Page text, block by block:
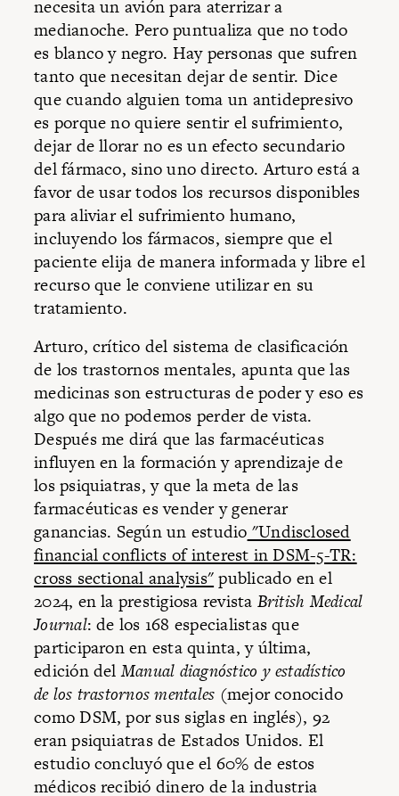
necesita un avión para aterrizar a
medianoche. Pero puntualiza que no todo
es blanco y negro. Hay personas que sufren
tanto que necesitan dejar de sentir. Dice
que cuando alguien toma un antidepresivo
es porque no quiere sentir el sufrimiento,
dejar de llorar no es un efecto secundario
del fármaco, sino uno directo. Arturo está a
favor de usar todos los recursos disponibles
para aliviar el sufrimiento humano,
incluyendo los fármacos, siempre que el
paciente elija de manera informada y libre el
recurso que le conviene utilizar en su
tratamiento.
Arturo, crítico del sistema de clasificación
de los trastornos mentales, apunta que las
medicinas son estructuras de poder y eso es
algo que no podemos perder de vista.
Después me dirá que las farmacéuticas
influyen en la formación y aprendizaje de
los psiquiatras, y que la meta de las
farmacéuticas es vender y generar
ganancias. Según un estudio "Undisclosed
financial conflicts of interest in DSM-5-TR:
cross sectional analysis"publicado en el
2024, en la prestigiosa revista British Medical
Journal: de los 168 especialistas que
participaron en esta quinta, y última,
edición delManual diagnóstico y estadístico
de los trastornos mentales (mejor conocido
como DSM, por sus siglas en inglés), 92
eran psiquiatras de Estados Unidos. El
estudio concluyó que el 60% de estos
médicos recibió dinero de la industria